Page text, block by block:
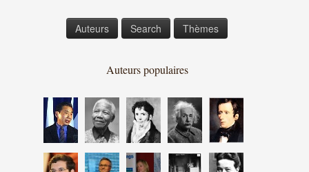
Auteurs Search Thèmes
Auteurs populaires